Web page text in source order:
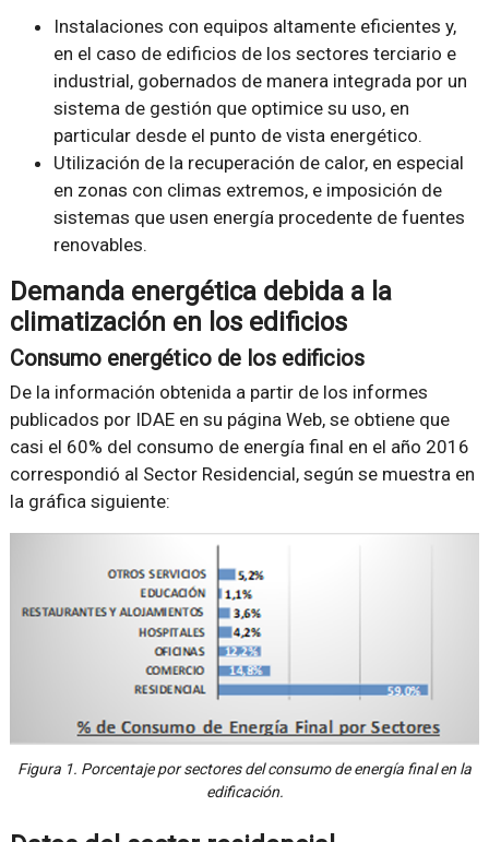
Instalaciones con equipos altamente eficientes y,
en el caso de edificios de los sectores terciario e
industrial, gobernados de manera integrada por un
sistema de gestión que optimice su uso, en
particular desde el punto de vista energético.
Utilización de la recuperación de calor, en especial
en zonas con climas extremos, e imposición de
sistemas que usen energía procedente de fuentes
renovables.
Demanda energética debida a la
climatización en los edificios
Consumo energético de los edificios
De la información obtenida a partir de los informes
publicados por IDAE en su página Web, se obtiene que
casi el 60% del consumo de energía final en el año 2016
correspondió al Sector Residencial, según se muestra en
la gráfica siguiente:
Figura 1. Porcentaje por sectores del consumo de energía final en la
edificación.